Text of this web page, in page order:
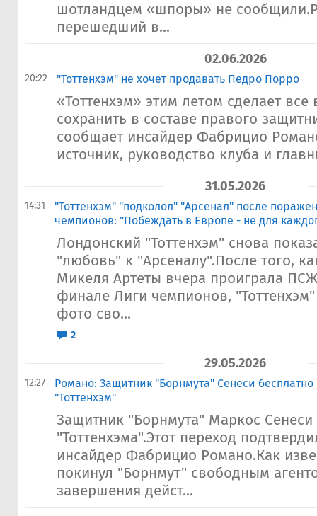
шотландцем «шпоры» не
перешедший в...
02.06.2026
20:22 "Тоттенхэм" не хочет продавать Педро Порро
«Тоттенхэм» этим летом сделает
сохранить в составе правого
сообщает инсайдер Фабрицио
источник, руководство клуба и
31.05.2026
14:31
"Тоттенхэм" "подколол" "Арсенал" после
чемпионов: "Побеждать в Европе - не для
Лондонский "Тоттенхэм" снова
"любовь" к "Арсеналу".После того,
Микеля Артеты вчера проиграла
финале Лиги чемпионов,
фото сво...
2
29.05.2026
12:27
Романо: Защитник "Борнмута" Сенеси бесплатно
"Тоттенхэм"
Защитник "Борнмута" Маркос Сенеси
"Тоттенхэма".Этот переход
инсайдер Фабрицио Романо.Как
покинул "Борнмут" свободным
завершения дейст...